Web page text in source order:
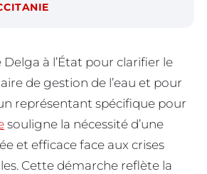
Delga à l’État pour clarifier le
de gestion de l’eau et pour
représentant spécifique pour
souligne la nécessité d’une
et efficace face aux crises
Cette démarche reflète la